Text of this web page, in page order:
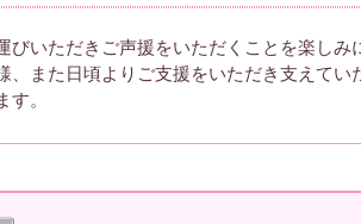
びいただきご声援をいただくことを楽し
、また日頃よりご支援をいただき支えて
。